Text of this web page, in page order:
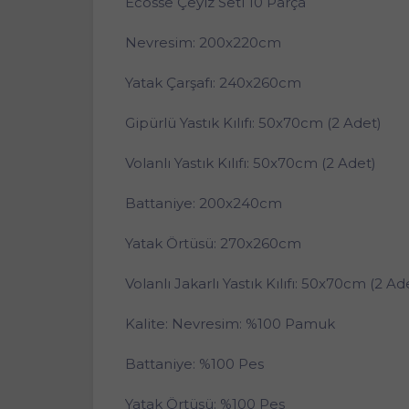
Nevresim: 200x220cm
Yatak Çarşafı: 240x260cm
Gipürlü Yastık Kılıfı: 50x70cm (2 Adet)
Volanlı Yastık Kılıfı: 50x70cm (2 Adet)
Battaniye: 200x240cm
Yatak Örtüsü: 270x260cm
Volanlı Jakarlı Yastık Kılıfı: 50x70cm (2
Kalite: Nevresim: %100 Pamuk
Battaniye: %100 Pes
Yatak Örtüsü: %100 Pes